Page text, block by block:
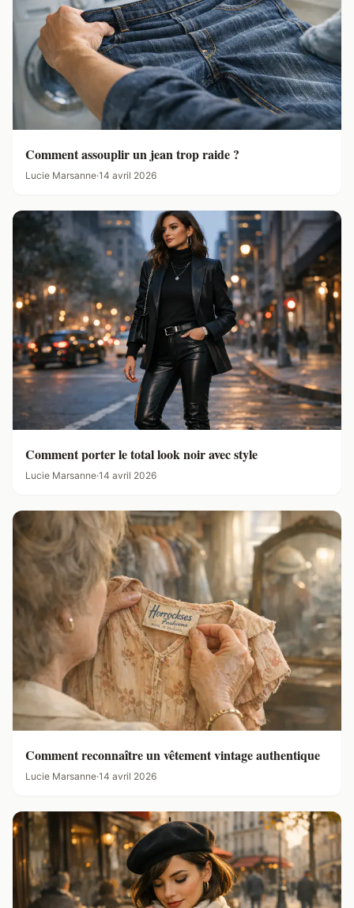
Comment assouplir un jean trop raide ?
Lucie Marsanne·14 avril 2026
Comment porter le total look noir avec style
Lucie Marsanne·14 avril 2026
Comment reconnaître un vêtement vintage authentique
Lucie Marsanne·14 avril 2026